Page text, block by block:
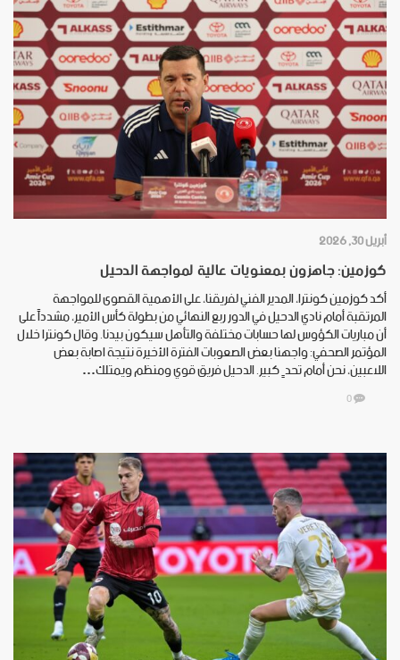
أبريل 30, 2026
كوزمين: جاهزون بمعنويات عالية لمواجهة الدحيل
أكد كوزمين كونترا، المدير الفني لفريقنا، على الأهمية القصوى للمواجهة
المرتقبة أمام نادي الدحيل في الدور ربع النهائي من بطولة كأس الأمير، مشدداً على
أن مباريات الكؤوس لها حسابات مختلفة والتأهل سيكون بيدنا. وقال كونترا خلال
المؤتمر الصحفي: واجهنا بعض الصعوبات الفترة الأخيرة نتيجة اصابة بعض
اللاعبين، نحن أمام تحدٍ كبير. الدحيل فريق قوي ومنظم ويمتلك…
0